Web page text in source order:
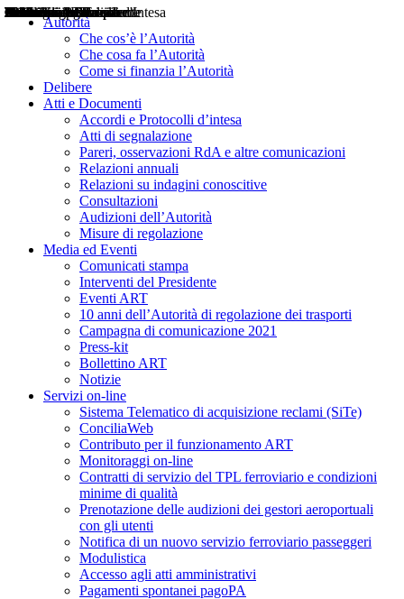
Autorità
Che cos’è l’Autorità
Che cosa fa l’Autorità
Come si finanzia l’Autorità
Delibere
Atti e Documenti
Accordi e Protocolli d’intesa
Atti di segnalazione
Pareri, osservazioni RdA e altre comunicazioni
Relazioni annuali
Relazioni su indagini conoscitive
Consultazioni
Audizioni dell’Autorità
Misure di regolazione
Media ed Eventi
Comunicati stampa
Interventi del Presidente
Eventi ART
10 anni dell’Autorità di regolazione dei trasporti
Campagna di comunicazione 2021
Press-kit
Bollettino ART
Notizie
Servizi on-line
Sistema Telematico di acquisizione reclami (SiTe)
ConciliaWeb
Contributo per il funzionamento ART
Monitoraggi on-line
Contratti di servizio del TPL ferroviario e condizioni
minime di qualità
Prenotazione delle audizioni dei gestori aeroportuali
con gli utenti
Notifica di un nuovo servizio ferroviario passeggeri
Modulistica
Accesso agli atti amministrativi
Pagamenti spontanei pagoPA
Delibere
Pareri
Consultazioni
Audizioni
Atti di Segnalazione
Accordi e Protocolli d'Intesa
Relazioni annuali
Misure di regolazione
Notizie
Comunicati Stampa
Bollettini ART
Convegni ART
Interviste del Presidente
Articoli in primo piano
Interventi del Presidente
2004
2005
2010
2013
2014
2015
2016
2017
2018
2019
202
2020
2021
2022
2023
2024
2025
2026
Aereo
Marittimo
Terrestre